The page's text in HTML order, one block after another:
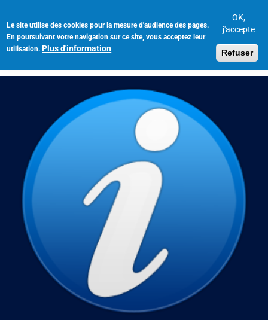
Le site utilise des cookies pour la mesure d'audience des pages.
En poursuivant votre navigation sur ce site, vous acceptez leur
utilisation. Plus d'information
OK,
j'accepte
Refuser
contenu
principal